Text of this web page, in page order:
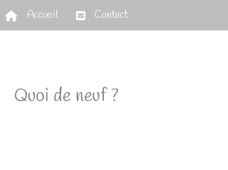
Accueil Contact
Quoi de neuf ?